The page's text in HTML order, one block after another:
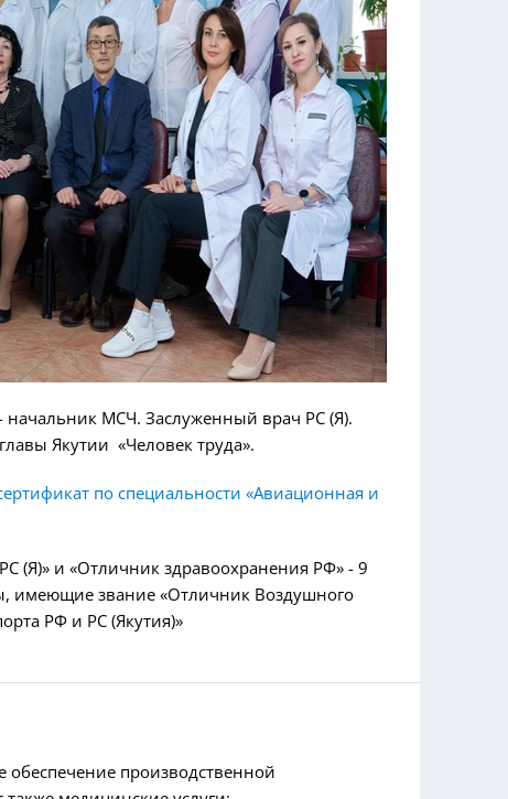
МСЧ. Заслуженный врач РС (Я).
Якутии «Человек труда».
по специальности «Авиационная и
(Я)» и «Отличник здравоохранения РФ» - 9
имеющие звание «Отличник Воздушного
РФ и РС (Якутия)»
производственной